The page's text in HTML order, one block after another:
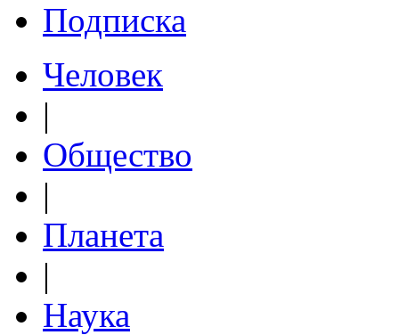
Подписка
Человек
|
Общество
|
Планета
|
Наука